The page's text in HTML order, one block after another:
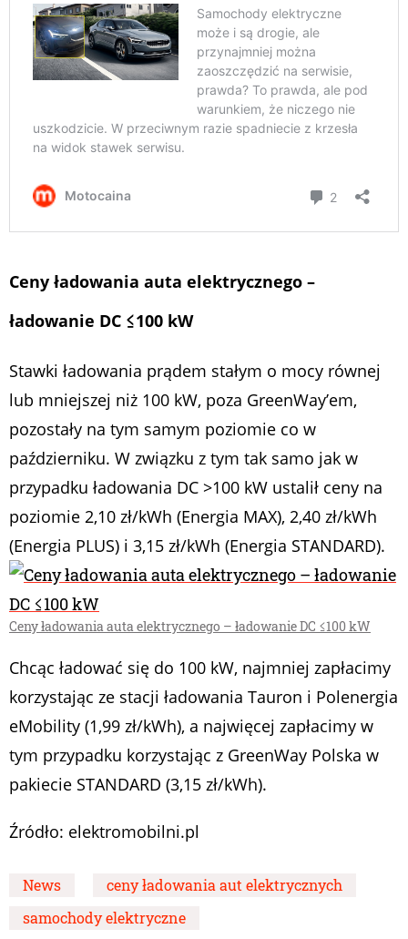
Ceny ładowania auta elektrycznego –
ładowanie DC ≤100 kW
Stawki ładowania prądem stałym o mocy równej
lub mniejszej niż 100 kW, poza GreenWay’em,
pozostały na tym samym poziomie co w
październiku. W związku z tym tak samo jak w
przypadku ładowania DC >100 kW ustalił ceny na
poziomie 2,10 zł/kWh (Energia MAX), 2,40 zł/kWh
(Energia PLUS) i 3,15 zł/kWh (Energia STANDARD).
Ceny ładowania auta elektrycznego – ładowanie DC ≤100 kW
Chcąc ładować się do 100 kW, najmniej zapłacimy
korzystając ze stacji ładowania Tauron i Polenergia
eMobility (1,99 zł/kWh), a najwięcej zapłacimy w
tym przypadku korzystając z GreenWay Polska w
pakiecie STANDARD (3,15 zł/kWh).
Źródło: elektromobilni.pl
News
ceny ładowania aut elektrycznych
samochody elektryczne